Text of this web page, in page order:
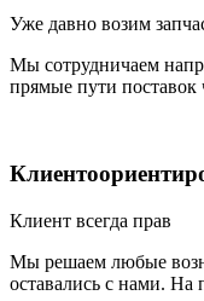
Уже давно возим
Мы сотрудничаем
прямые пути поставок
Клиент всегда прав
Мы решаем любые
оставались с нами.